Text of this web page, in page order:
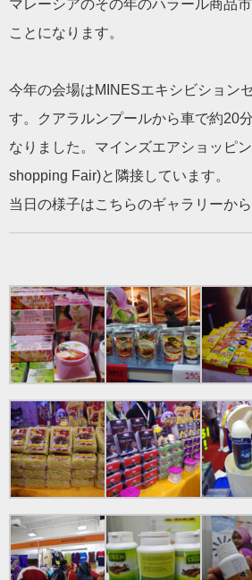
マレーシアのその年のハラール商品
ことになります。
今年の会場はMINESエキシビション
す。クアラルンプールから車で約20
なりました。マインズエアショッピ
shopping Fair)と隣接しています。
当日の様子はこちらのギャラリーか